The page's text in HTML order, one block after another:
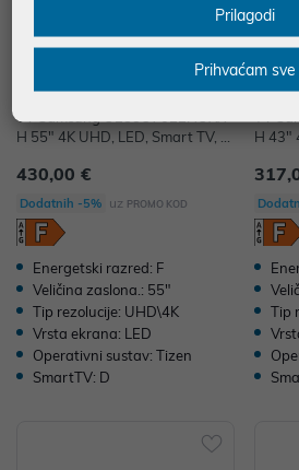
TV Samsung UE55U7022HUXX
H 55" 4K UHD, LED, Smart TV, U
430,00 €
Dodatnih -5% uz PROMO KOD
Energetski razred: F
Veličina zaslona.: 55"
Tip rezolucije: UHD\4K
Vrsta ekrana: LED
Operativni sustav: Tizen
SmartTV: D
H 43"
Tip
Prilagodi
Prihvaćam sve